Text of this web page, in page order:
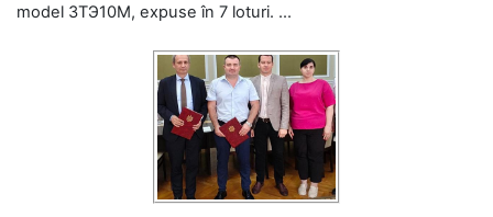
model 3ТЭ10М, expuse în 7 loturi. ...